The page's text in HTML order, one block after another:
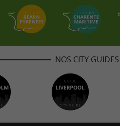
NOS CITY